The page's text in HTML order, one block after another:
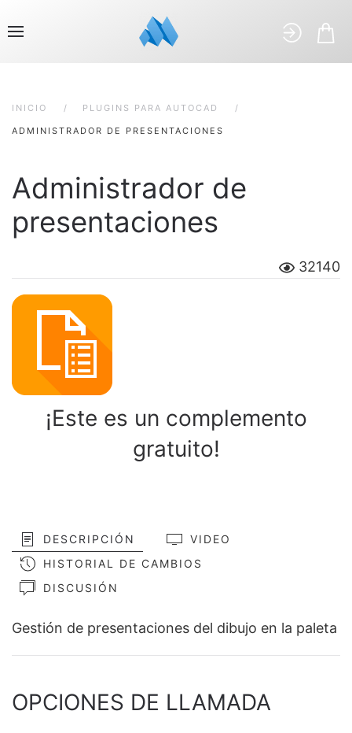
INICIO PLUGINS PARA AUTOCAD
ADMINISTRADOR DE PRESENTACIONES
Administrador de
presentaciones
32140
¡Este es un complemento
gratuito!
DESCRIPCIÓN
VIDEO
HISTORIAL DE CAMBIOS
DISCUSIÓN
Gestión de presentaciones del dibujo en la paleta
OPCIONES DE LLAMADA